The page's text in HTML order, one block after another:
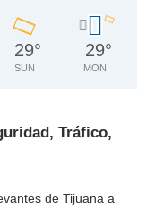
29°
SUN
29°
MON
Tráfico,
de Tijuana a